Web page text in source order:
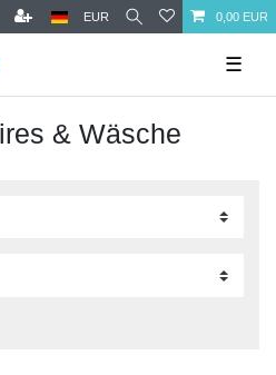
EUR 0,00 EUR
☰
& Wäsche